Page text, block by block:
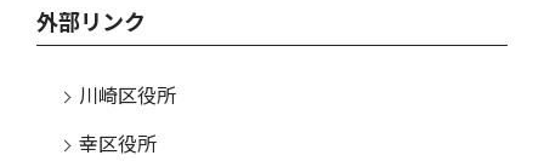
外部リンク
川崎区役所
幸区役所